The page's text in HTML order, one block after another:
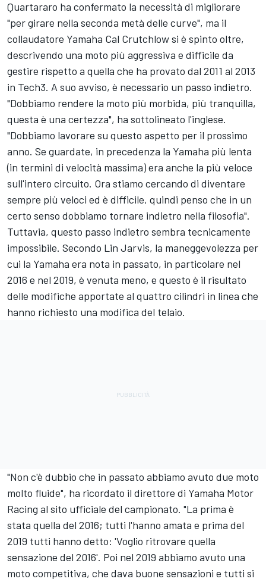
Quartararo ha confermato la necessità di migliorare
"per girare nella seconda metà delle curve", ma il
collaudatore Yamaha Cal Crutchlow si è spinto oltre,
descrivendo una moto più aggressiva e difficile da
gestire rispetto a quella che ha provato dal 2011 al 2013
in Tech3. A suo avviso, è necessario un passo indietro.
"Dobbiamo rendere la moto più morbida, più tranquilla,
questa è una certezza", ha sottolineato l'inglese.
"Dobbiamo lavorare su questo aspetto per il prossimo
anno. Se guardate, in precedenza la Yamaha più lenta
(in termini di velocità massima) era anche la più veloce
sull'intero circuito. Ora stiamo cercando di diventare
sempre più veloci ed è difficile, quindi penso che in un
certo senso dobbiamo tornare indietro nella filosofia".
Tuttavia, questo passo indietro sembra tecnicamente
impossibile. Secondo Lin Jarvis, la maneggevolezza per
cui la Yamaha era nota in passato, in particolare nel
2016 e nel 2019, è venuta meno, e questo è il risultato
delle modifiche apportate al quattro cilindri in linea che
hanno richiesto una modifica del telaio.
"Non c'è dubbio che in passato abbiamo avuto due moto
molto fluide", ha ricordato il direttore di Yamaha Motor
Racing al sito ufficiale del campionato. "La prima è
stata quella del 2016; tutti l'hanno amata e prima del
2019 tutti hanno detto: 'Voglio ritrovare quella
sensazione del 2016'. Poi nel 2019 abbiamo avuto una
moto competitiva, che dava buone sensazioni e tutti si